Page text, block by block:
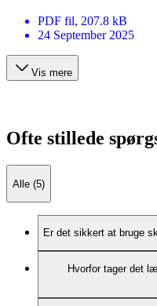
PDF fil, 207.8 kB
24 September 2025
Vis mere
Ofte stillede
Alle (5)
Er det sikkert at bruge
Hvorfor tager det